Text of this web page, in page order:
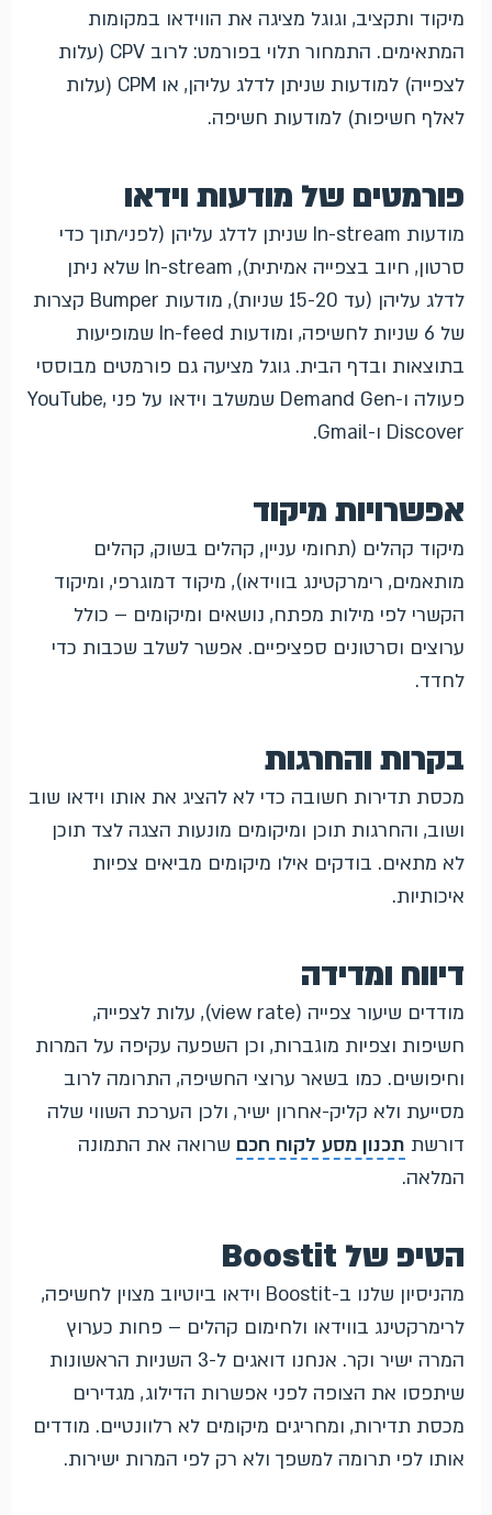
מיקוד ותקציב, וגוגל מציגה את הווידאו במקומות
המתאימים. התמחור תלוי בפורמט: לרוב CPV (עלות
לצפייה) למודעות שניתן לדלג עליהן, או CPM (עלות
לאלף חשיפות) למודעות חשיפה.
פורמטים של מודעות וידאו
מודעות In-stream שניתן לדלג עליהן (לפני/תוך כדי
סרטון, חיוב בצפייה אמיתית), In-stream שלא ניתן
לדלג עליהן (עד 15-20 שניות), מודעות Bumper קצרות
של 6 שניות לחשיפה, ומודעות In-feed שמופיעות
בתוצאות ובדף הבית. גוגל מציעה גם פורמטים מבוססי
פעולה ו-Demand Gen שמשלב וידאו על פני YouTube,
Discover ו-Gmail.
אפשרויות מיקוד
מיקוד קהלים (תחומי עניין, קהלים בשוק, קהלים
מותאמים, רימרקטינג בווידאו), מיקוד דמוגרפי, ומיקוד
הקשרי לפי מילות מפתח, נושאים ומיקומים – כולל
ערוצים וסרטונים ספציפיים. אפשר לשלב שכבות כדי
לחדד.
בקרות והחרגות
מכסת תדירות חשובה כדי לא להציג את אותו וידאו שוב
ושוב, והחרגות תוכן ומיקומים מונעות הצגה לצד תוכן
לא מתאים. בודקים אילו מיקומים מביאים צפיות
איכותיות.
דיווח ומדידה
מודדים שיעור צפייה (view rate), עלות לצפייה,
חשיפות וצפיות מוגברות, וכן השפעה עקיפה על המרות
וחיפושים. כמו בשאר ערוצי החשיפה, התרומה לרוב
מסייעת ולא קליק-אחרון ישיר, ולכן הערכת השווי שלה
דורשת תכנון מסע לקוח חכם שרואה את התמונה
המלאה.
הטיפ של Boostit
מהניסיון שלנו ב-Boostit וידאו ביוטיוב מצוין לחשיפה,
לרימרקטינג בווידאו ולחימום קהלים – פחות כערוץ
המרה ישיר וקר. אנחנו דואגים ל-3 השניות הראשונות
שיתפסו את הצופה לפני אפשרות הדילוג, מגדירים
מכסת תדירות, ומחריגים מיקומים לא רלוונטיים. מודדים
אותו לפי תרומה למשפך ולא רק לפי המרות ישירות.